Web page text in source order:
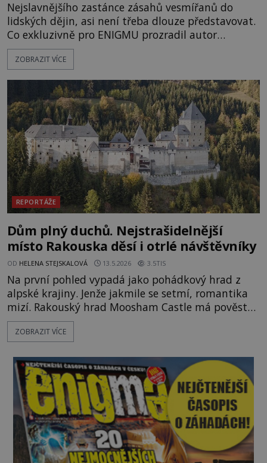
Nejslavnějšího zastánce zásahů vesmířanů do
lidských dějin, asi není třeba dlouze představovat.
Co exkluzivně pro ENIGMU prozradil autor
Vzpomínek na budoucnost, švýcarský badatel
Erich von Däniken? Orbitální stanice Viking 1
je umělá družice od povrchu Marsu vzdálena asi
1873 kilometrů, nachá
ZOBRAZIT VÍCE
REPORTÁŽE
Dům plný duchů. Nejstrašidelnější
místo Rakouska děsí i otrlé návštěvníky
OD HELENA STEJSKALOVÁ 13.5.2026 3.5TIS
Na první pohled vypadá jako pohádkový hrad z
alpské krajiny. Jenže jakmile se setmí, romantika
mizí. Rakouský hrad Moosham Castle má pověst
nejděsivějšího domu v celé zemi. Lidé tu údajně
slyší kroky v prázdných chodbách, šeptání ze zdí i
temná minulost mohla zanechat něco, co se
dodnes nepodařilo vysvětlit. Kamenný hrad stojí v
horách Salcburska u
ZOBRAZIT VÍCE